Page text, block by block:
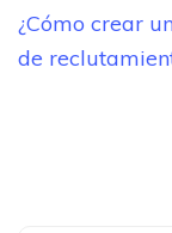
de
¿Cómo crear
de